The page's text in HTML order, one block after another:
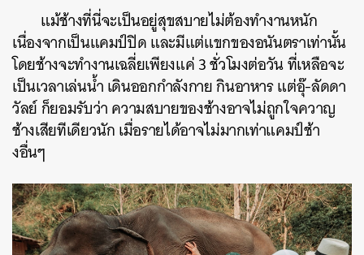
แม้ช้างที่นี่จะเป็นอยู่สุขสบายไม่ต้องทำงานหนัก
เนื่องจากเป็นแคมป์ปิด และมีแต่แขกของอนันตราเท่านั้น
โดยช้างจะทำงานเฉลี่ยเพียงแค่ 3 ชั่วโมงต่อวัน ที่เหลือจะ
เป็นเวลาเล่นน้ำ เดินออกกำลังกาย กินอาหาร แต่อุ๊-ลัดดา
วัลย์ ก็ยอมรับว่า ความสบายของช้างอาจไม่ถูกใจควาญ
ช้างเสียทีเดียวนัก เมื่อรายได้อาจไม่มากเท่าแคมป์ช้า
งอื่นๆ